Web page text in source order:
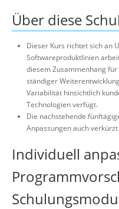
Über diese
Dieser Kurs richtet sich an
Softwareproduktlinien
diesem Zusammenhang
ständiger
Variabilität hinsichtlich
Technologien verfügt.
Die nachstehende
Anpassungen auch
Individuell